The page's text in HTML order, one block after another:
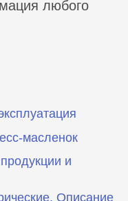
любого
и
Описание